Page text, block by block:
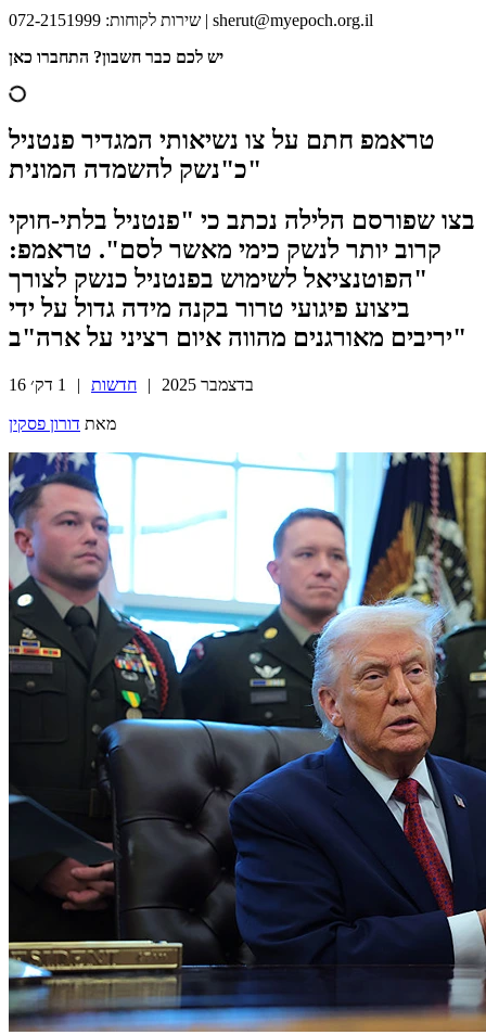
שירות לקוחות: 072-2151999 | sherut@myepoch.org.il
יש לכם כבר חשבון? התחברו כאן
טראמפ חתם על צו נשיאותי המגדיר פנטניל
כ"נשק להשמדה המונית"
בצו שפורסם הלילה נכתב כי "פנטניל בלתי-חוקי
קרוב יותר לנשק כימי מאשר לסם". טראמפ:
"הפוטנציאל לשימוש בפנטניל כנשק לצורך
ביצוע פיגועי טרור בקנה מידה גדול על ידי
יריבים מאורגנים מהווה איום רציני על ארה"ב"
16 בדצמבר 2025 | חדשות |
מאת דורון פסקין